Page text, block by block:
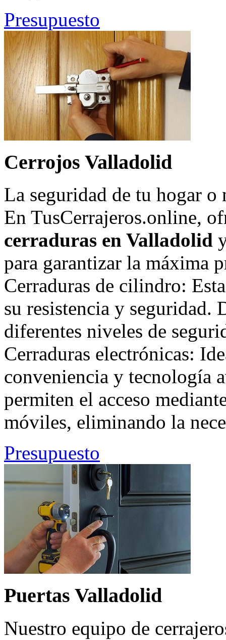
Presupuesto
Cerrojos Valladolid
La seguridad de tu hogar o
En TusCerrajeros.online,
cerraduras en Valladolid
para garantizar la máxima
Cerraduras de cilindro:
su resistencia y seguridad.
diferentes niveles de
Cerraduras electrónicas:
conveniencia y tecnología
permiten el acceso
móviles, eliminando la
Presupuesto
Puertas Valladolid
Nuestro equipo de